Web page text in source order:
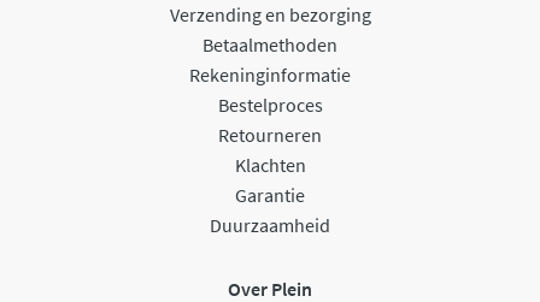
Verzending en bezorging
Betaalmethoden
Rekeninginformatie
Bestelproces
Retourneren
Klachten
Garantie
Duurzaamheid
Over Plein